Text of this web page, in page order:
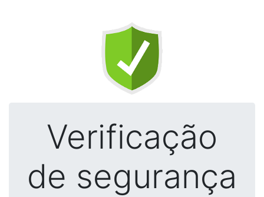
Verificação
de segurança